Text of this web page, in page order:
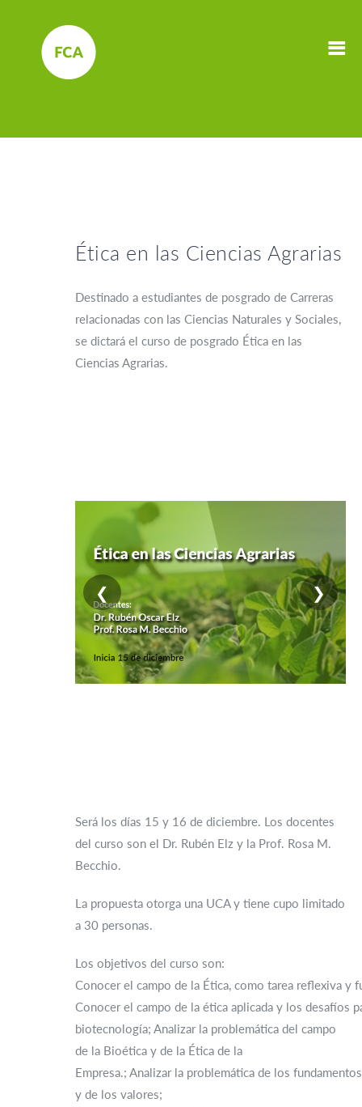
Ética en las Ciencias Agrarias
Destinado a estudiantes de posgrado de Carreras
relacionadas con las Ciencias Naturales y Sociales,
se dictará el curso de posgrado Ética en las
Ciencias Agrarias.
❮ ❯
Será los días 15 y 16 de diciembre. Los docentes
del curso son el Dr. Rubén Elz y la Prof. Rosa M.
Becchio.
La propuesta otorga una UCA y tiene cupo limitado
a 30 personas.
Los objetivos del curso son:
Conocer el campo de la Ética, como tarea reflexiva y
Conocer el campo de la ética aplicada y los desafíos
biotecnología; Analizar la problemática del campo
de la Bioética y de la Ética de la
Empresa.; Analizar la problemática de los
y de los valores;